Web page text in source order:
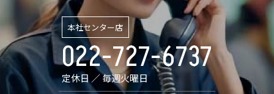
本社センター店
022-727-6737
定休日 ／ 毎週火曜日